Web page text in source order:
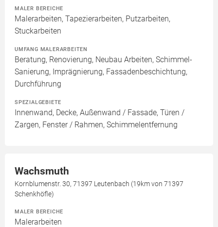
MALER BEREICHE
Malerarbeiten, Tapezierarbeiten, Putzarbeiten,
Stuckarbeiten
UMFANG MALERARBEITEN
Beratung, Renovierung, Neubau Arbeiten, Schimmel-
Sanierung, Imprägnierung, Fassadenbeschichtung,
Durchführung
SPEZIALGEBIETE
Innenwand, Decke, Außenwand / Fassade, Türen /
Zargen, Fenster / Rahmen, Schimmelentfernung
Wachsmuth
Kornblumenstr. 30, 71397 Leutenbach (19km von 71397
Schenkhöfle)
MALER BEREICHE
Malerarbeiten